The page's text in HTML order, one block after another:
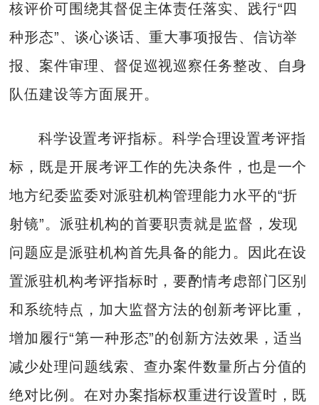
核评价可围绕其督促主体责任落实、践行“四
种形态”、谈心谈话、重大事项报告、信访举
报、案件审理、督促巡视巡察任务整改、自身
队伍建设等方面展开。
科学设置考评指标。科学合理设置考评指
标，既是开展考评工作的先决条件，也是一个
地方纪委监委对派驻机构管理能力水平的“折
射镜”。派驻机构的首要职责就是监督，发现
问题应是派驻机构首先具备的能力。因此在设
置派驻机构考评指标时，要酌情考虑部门区别
和系统特点，加大监督方法的创新考评比重，
增加履行“第一种形态”的创新方法效果，适当
减少处理问题线索、查办案件数量所占分值的
绝对比例。在对办案指标权重进行设置时，既